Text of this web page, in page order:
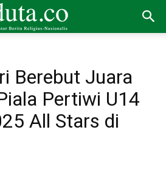
Berebut Juara
Pertiwi U14
All Stars di